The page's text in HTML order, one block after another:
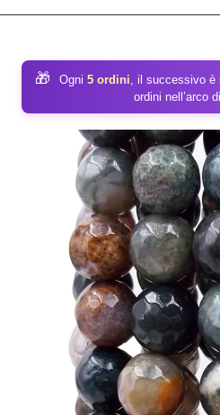
🎁 Ogni 5 ordini, il successivo è
ordini nell’arco